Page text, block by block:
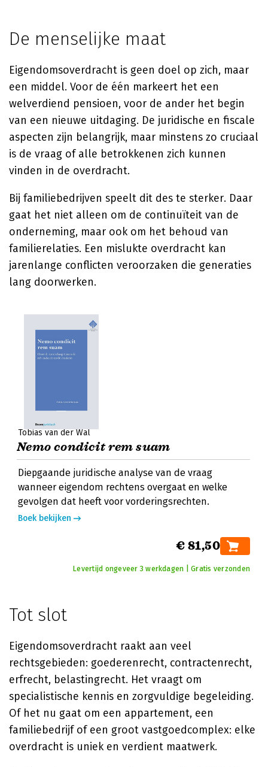
De menselijke maat
Eigendomsoverdracht is geen doel op zich, maar
een middel. Voor de één markeert het een
welverdiend pensioen, voor de ander het begin
van een nieuwe uitdaging. De juridische en fiscale
aspecten zijn belangrijk, maar minstens zo cruciaal
is de vraag of alle betrokkenen zich kunnen
vinden in de overdracht.
Bij familiebedrijven speelt dit des te sterker. Daar
gaat het niet alleen om de continuïteit van de
onderneming, maar ook om het behoud van
familierelaties. Een mislukte overdracht kan
jarenlange conflicten veroorzaken die generaties
lang doorwerken.
Tobias van der Wal
Nemo condicit rem suam
Diepgaande juridische analyse van de vraag
wanneer eigendom rechtens overgaat en welke
gevolgen dat heeft voor vorderingsrechten.
Boek bekijken
€ 81,50
Levertijd ongeveer 3 werkdagen | Gratis verzonden
Tot slot
Eigendomsoverdracht raakt aan veel
rechtsgebieden: goederenrecht, contractenrecht,
erfrecht, belastingrecht. Het vraagt om
specialistische kennis en zorgvuldige begeleiding.
Of het nu gaat om een appartement, een
familiebedrijf of een groot vastgoedcomplex: elke
overdracht is uniek en verdient maatwerk.